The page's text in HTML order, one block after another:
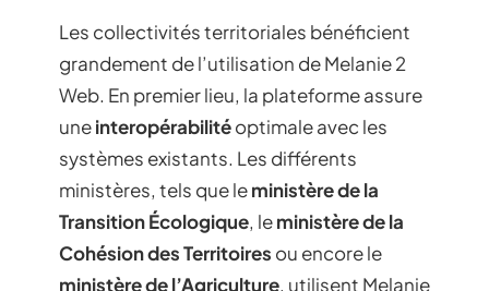
Les collectivités territoriales bénéficient
grandement de l’utilisation de Melanie 2
Web. En premier lieu, la plateforme assure
uneinteropérabilitéoptimale avec les
systèmes existants. Les différents
ministères, tels que leministère de la
Transition Écologique, leministère de la
Cohésion des Territoires ou encore le
ministère de l’Agriculture, utilisent Melanie